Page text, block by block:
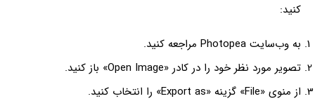
کنید:
به وب‌سایت Photopea مراجعه کنید.
تصویر مورد نظر خود را در کادر «Open Image» باز کنید.
از منوی «File» گزینه «Export as» را انتخاب کنید.